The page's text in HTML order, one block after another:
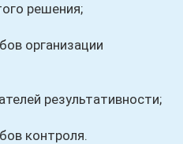
решения;
организации
результативности;
контроля.